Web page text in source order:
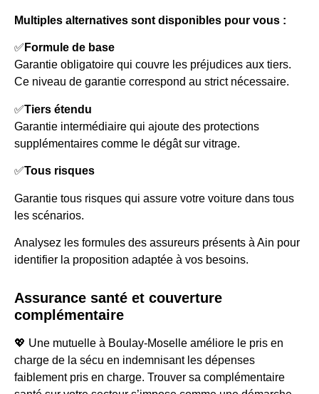
Multiples alternatives sont disponibles pour vous :
✅ Formule de base
Garantie obligatoire qui couvre les préjudices aux tiers.
Ce niveau de garantie correspond au strict nécessaire.
✅Tiers étendu
Garantie intermédiaire qui ajoute des protections
supplémentaires comme le dégât sur vitrage.
✅Tous risques
Garantie tous risques qui assure votre voiture dans tous
les scénarios.
Analysez les formules des assureurs présents à Ain pour
identifier la proposition adaptée à vos besoins.
Assurance santé et couverture
complémentaire
💖 Une mutuelle à Boulay-Moselle améliore le pris en
charge de la sécu en indemnisant les dépenses
faiblement pris en charge. Trouver sa complémentaire